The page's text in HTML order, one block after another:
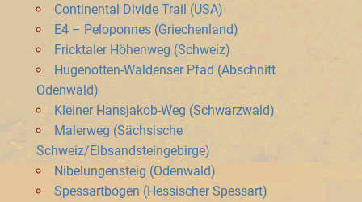
Continental Divide Trail (USA)
E4 – Peloponnes (Griechenland)
Fricktaler Höhenweg (Schweiz)
Hugenotten-Waldenser Pfad (Abschnitt
Odenwald)
Kleiner Hansjakob-Weg (Schwarzwald)
Malerweg (Sächsische
Schweiz/Elbsandsteingebirge)
Nibelungensteig (Odenwald)
Spessartbogen (Hessischer Spessart)